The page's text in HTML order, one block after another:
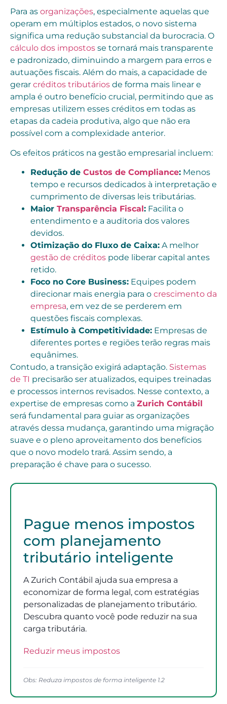
Para as organizações, especialmente aquelas que
operam em múltiplos estados, o novo sistema
significa uma redução substancial da burocracia. O
cálculo dos impostos se tornará mais transparente
e padronizado, diminuindo a margem para erros e
autuações fiscais. Além do mais, a capacidade de
gerar créditos tributários de forma mais linear e
ampla é outro benefício crucial, permitindo que as
empresas utilizem esses créditos em todas as
etapas da cadeia produtiva, algo que não era
possível com a complexidade anterior.
Os efeitos práticos na gestão empresarial incluem:
Redução de Custos de Compliance: Menos
tempo e recursos dedicados à interpretação e
cumprimento de diversas leis tributárias.
Maior Transparência Fiscal: Facilita o
entendimento e a auditoria dos valores
devidos.
Otimização do Fluxo de Caixa: A melhor
gestão de créditos pode liberar capital antes
retido.
Foco no Core Business: Equipes podem
direcionar mais energia para o crescimento da
empresa, em vez de se perderem em
questões fiscais complexas.
Estímulo à Competitividade: Empresas de
diferentes portes e regiões terão regras mais
equânimes.
Contudo, a transição exigirá adaptação. Sistemas
de TI precisarão ser atualizados, equipes treinadas
e processos internos revisados. Nesse contexto, a
expertise de empresas como a Zurich Contábil
será fundamental para guiar as organizações
através dessa mudança, garantindo uma migração
suave e o pleno aproveitamento dos benefícios
que o novo modelo trará. Assim sendo, a
preparação é chave para o sucesso.
Pague menos impostos
com planejamento
tributário inteligente
A Zurich Contábil ajuda sua empresa a
economizar de forma legal, com estratégias
personalizadas de planejamento tributário.
Descubra quanto você pode reduzir na sua
carga tributária.
Reduzir meus impostos
Obs: Reduza impostos de forma inteligente 1.2